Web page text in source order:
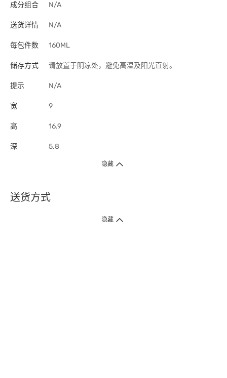
成分组合 N/A
送货详情 N/A
每包件数 160ML
储存方式 请放置于阴凉处，避免高温及阳光直射。
提示 N/A
宽 9
高 16.9
深 5.8
隐藏
送货方式
1. 送货到府（受卫生署条例规管产品除外 ）
隐藏